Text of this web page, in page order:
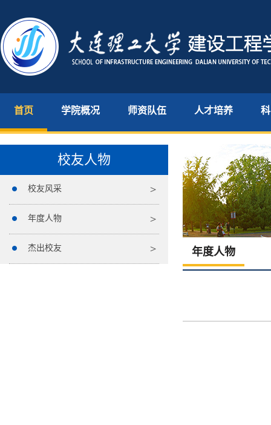
首页 学院概况 师资队伍 人才培养
校友人物
校友风采
年度人物
杰出校友 年度人物